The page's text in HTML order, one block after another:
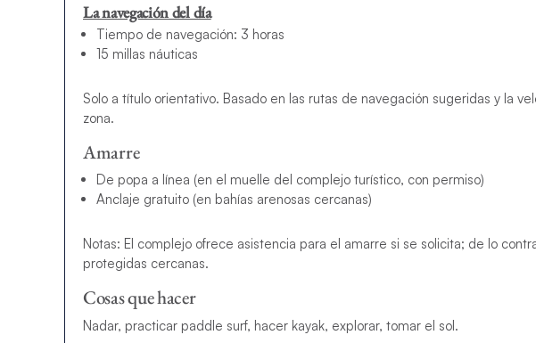
La navegación del día
Tiempo de navegación: 3 horas
15 millas náuticas
Solo a título orientativo. Basado en las rutas de navegación sugeridas y la
zona.
Amarre
De popa a línea (en el muelle del complejo turístico, con permiso)
Anclaje gratuito (en bahías arenosas cercanas)
Notas: El complejo ofrece asistencia para el amarre si se solicita; de lo
protegidas cercanas.
Cosas que hacer
Nadar, practicar paddle surf, hacer kayak, explorar, tomar el sol.